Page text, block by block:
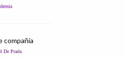
compañía
De Prada